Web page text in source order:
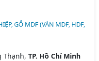
GỖ MDF (VÁN MDF, HDF,
Thạnh,TP. Hồ Chí Minh